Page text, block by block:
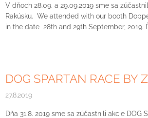
V dňoch 28.09. a 29.09.2019 sme sa
Rakúsku. We attended with our booth
in the date 28th and 29th September, 2019.
DOG SPARTAN RACE BY
27.8.2019
Dňa 31.8. 2019 sme sa zúčastnili akcie